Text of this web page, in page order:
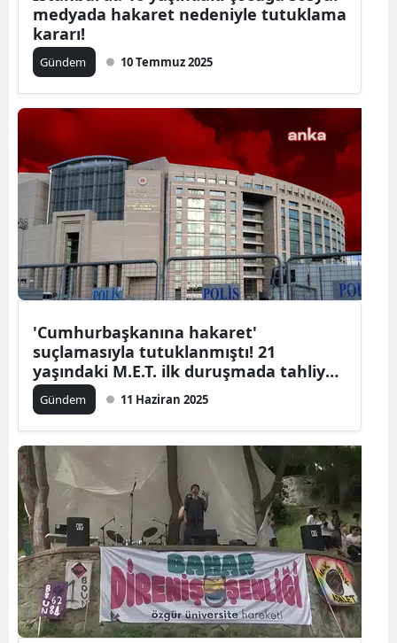
medyada hakaret nedeniyle tutuklama
kararı!
Gündem 10 Temmuz 2025
'Cumhurbaşkanına hakaret'
suçlamasıyla tutuklanmıştı! 21
yaşındaki M.E.T. ilk duruşmada tahliye
edildi
Gündem 11 Haziran 2025